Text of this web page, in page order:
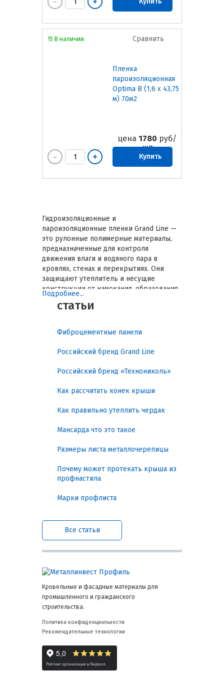
Сравнить
Пленка
пароизоляционная
Optima B (1,6 х 43,75
м) 70м2
цена 1780 руб/
шт
Купить
15 В наличии
Гидроизоляционные и
пароизоляционные пленки Grand Line —
это рулонные полимерные материалы,
предназначенные для контроля
движения влаги и водяного пара в
кровлях, стенах и перекрытиях. Они
защищают утеплитель и несущие
конструкции от намокания, образования
конденсата и преждевременного
разрушения. Правильный выбор пленки
сырости, продлить срок службы
конструкции и снизить расходы на
ремонт. В этом гиде рассмотрены
пленок, ключевые характеристики,
монтажу.
Гарантированная защита
от влаги, конденсата и
пароизоляционные пленки решают
несколько конкретных проблем:
теплоизоляционных свойств и
появления плесени.
Контроль образования конденсата:
снижает риск коррозии
гниения деревянных элементов.
поддерживает эффективность
утеплителя, экономя энергию на
отопление.
Сохранение долговечности
конструкции: минимизирует
кровли и стен.
Подробнее...
статьи
Фиброцементные панели
Российский бренд Grand Line
Российский бренд «Технониколь»
Как рассчитать конек крыши
Как правильно утеплить чердак
Мансарда что это такое
Размеры листа металлочерепицы
Почему может протекать крыша из
профнастила
Марки профлиста
Все статьи
Кровельные и фасадные материалы для
промышленного и гражданского
строительства.
Политика конфиденциальности
Рекомендательные технологии